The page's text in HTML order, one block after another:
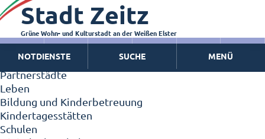
Zeitz - Die Kleinstadt
Willkommen in Zeitz!
Interview mit Oberbürgermeister Christian Thieme
Zeitz - Stadt der Zukunft
Ortschaften
Partnerstädte
Leben
Bildung und Kinderbetreuung
Kindertagesstätten
Schulen
Stadt Zeitz
Grüne Wohn- und Kulturstadt an der Weißen Elster
NOTDIENSTE SUCHE MENÜ